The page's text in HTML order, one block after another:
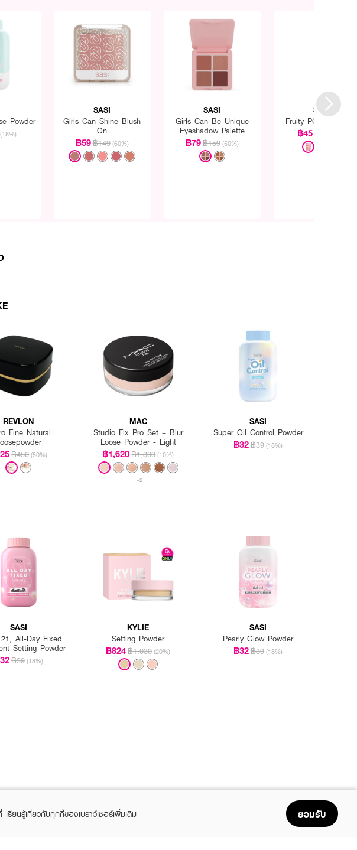
Powder
(18%)
SASI
Girls Can Shine Blush
On
฿59฿149 (60%)
SASI
Girls Can Be Unique
Eyeshadow Palette
฿79฿159 (50%)
SASI
Fruity POP Lip
฿45
REVLON
Fine Natural
฿450 (50%)
MAC
Studio Fix Pro Set + Blur
Loose Powder - Light
฿1,620฿1,800 (10%)
+2
SASI
Super Oil Control Powder
฿32฿39 (18%)
SASI
All-Day Fixed
Setting Powder
฿39 (18%)
KYLIE
Setting Powder
฿824฿1,030 (20%)
SASI
Pearly Glow Powder
฿32฿39 (18%)
เรียนรู้เกี่ยวกับคุกกี้ของเบราว์เซอร์เพิ่มเติม ยอมรับ